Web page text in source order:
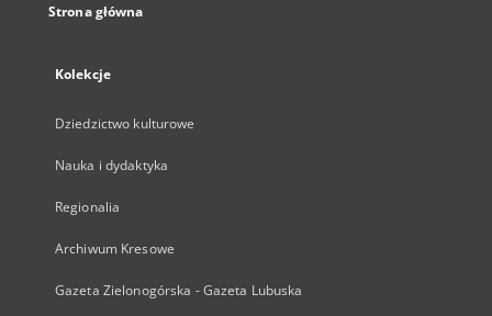
Strona główna
Kolekcje
Dziedzictwo kulturowe
Nauka i dydaktyka
Regionalia
Archiwum Kresowe
Gazeta Zielonogórska - Gazeta Lubuska